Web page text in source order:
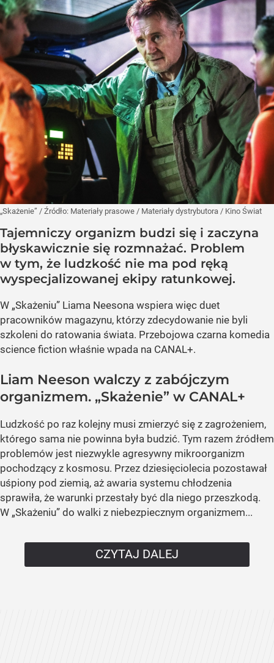
„Skażenie” / Źródło: Materiały prasowe / Materiały dystrybutora / Kino Świat
Tajemniczy organizm budzi się i zaczyna
błyskawicznie się rozmnażać. Problem
w tym, że ludzkość nie ma pod ręką
wyspecjalizowanej ekipy ratunkowej.
W „Skażeniu” Liama Neesona wspiera więc duet
pracowników magazynu, którzy zdecydowanie nie byli
szkoleni do ratowania świata. Przebojowa czarna komedia
science fiction właśnie wpada na CANAL+.
Liam Neeson walczy z zabójczym
organizmem. „Skażenie” w CANAL+
Ludzkość po raz kolejny musi zmierzyć się z zagrożeniem,
którego sama nie powinna była budzić. Tym razem źródłem
problemów jest niezwykle agresywny mikroorganizm
pochodzący z kosmosu. Przez dziesięciolecia pozostawał
uśpiony pod ziemią, aż awaria systemu chłodzenia
sprawiła, że warunki przestały być dla niego przeszkodą.
W „Skażeniu” do walki z niebezpiecznym organizmem...
CZYTAJ DALEJ